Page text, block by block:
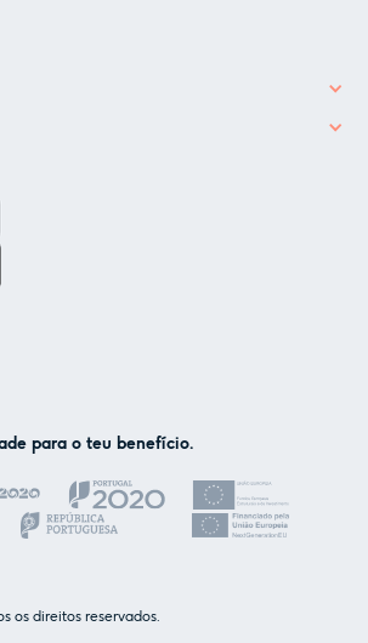
para o teu benefício.
os direitos reservados.
parceiros usamos cookies ou
conforme